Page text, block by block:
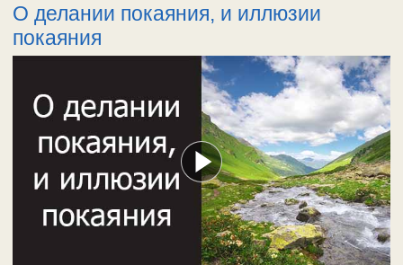
О делании покаяния, и иллюзии
покаяния